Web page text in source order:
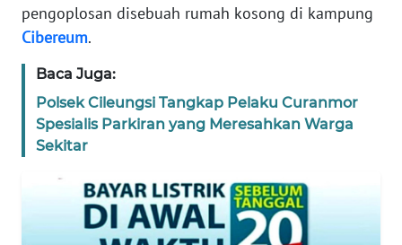
pengoplosan disebuah rumah kosong di kampung
Cibereum.
Baca Juga:
Polsek Cileungsi Tangkap Pelaku Curanmor
Spesialis Parkiran yang Meresahkan Warga
Sekitar
JAKARTA
WN
JABAR
BANTEN